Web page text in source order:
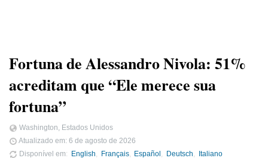
Fortuna de Alessandro Nivola: 51%
acreditam que “Ele merece sua
fortuna”
Washington, Estados Unidos
Atualizado em: 6 de agosto de 2026
Disponível em
English Français Español Deutsch Italiano